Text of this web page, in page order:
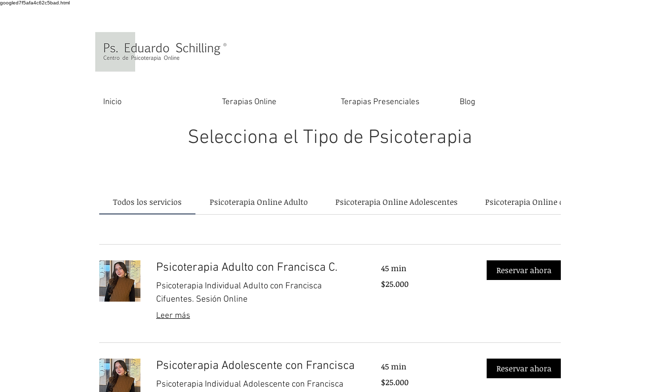
googled7f5afa4c62c5bad.html
Inicio Terapias Online Terapias Presenciales Blog
Selecciona el Tipo de Psicoterapia
Todos los servicios Psicoterapia Online Adulto Psicoterapia Online Adolescentes Psicoterapia Online de Pareja
Psicoterapia Adulto con Francisca C.
Psicoterapia Individual Adulto con Francisca
Cifuentes. Sesión Online
Leer más
45 min
pesos
chilenos
$25.000
Reservar ahora
Psicoterapia Adolescente con Francisca
Psicoterapia Individual Adolescente con Francisca
45 min
pesos
chilenos
$25.000
Reservar ahora